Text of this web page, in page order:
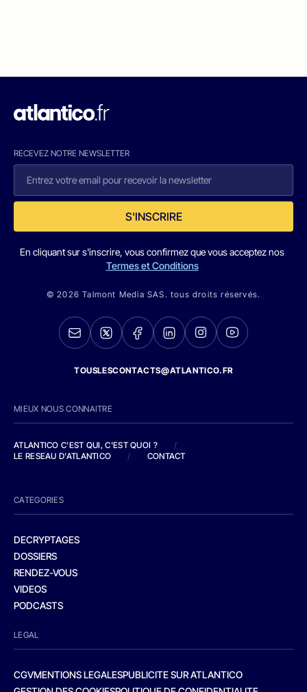
RECEVEZ NOTRE NEWSLETTER
S'INSCRIRE
En cliquant sur s'inscrire, vous confirmez que vous acceptez nos
Termes et Conditions
© 2026 Talmont Media SAS. tous droits réservés.
TOUSLESCONTACTS@ATLANTICO.FR
MIEUX NOUS CONNAITRE
ATLANTICO C'EST QUI, C'EST QUOI ?
/
LE RESEAU D'ATLANTICO
/ CONTACT
CATEGORIES
DECRYPTAGES
DOSSIERS
RENDEZ-VOUS
VIDEOS
PODCASTS
LEGAL
CGVMENTIONS LEGALESPUBLICITE SUR ATLANTICO